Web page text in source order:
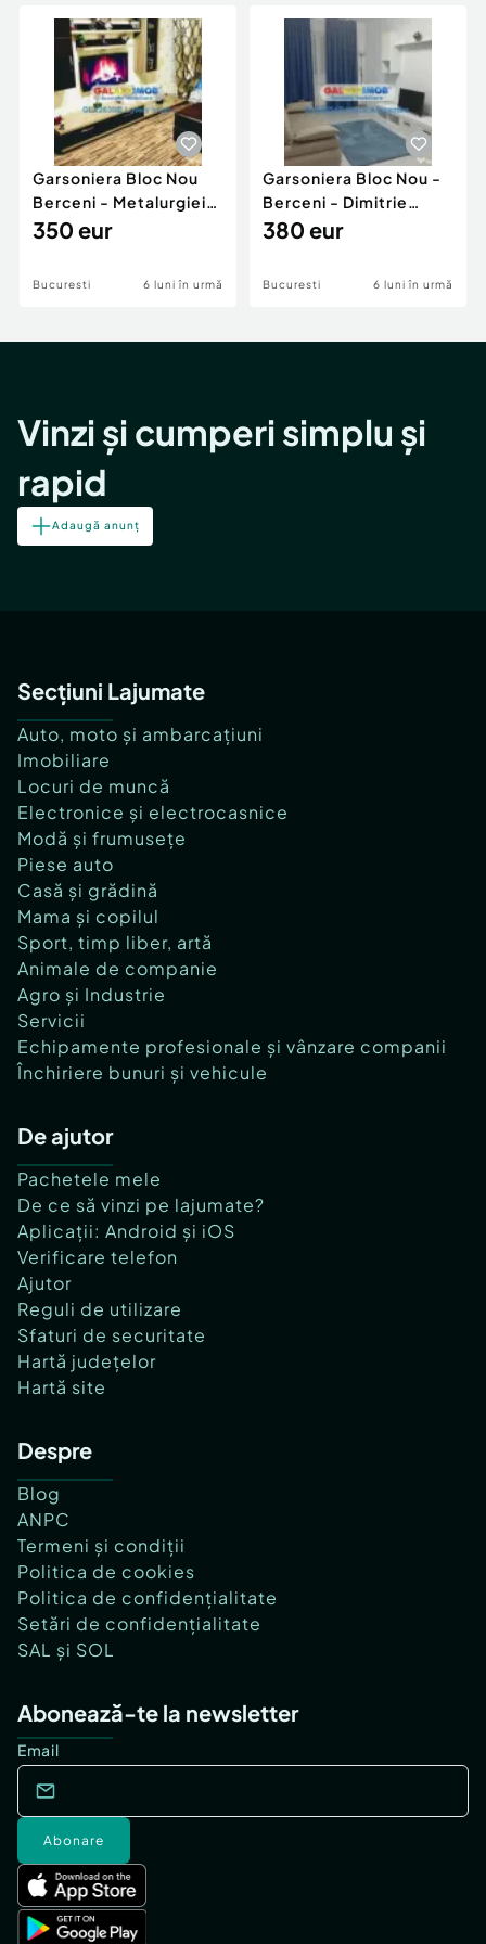
Servicii
Animale de companie
Afaceri și echipamente profesionale
Inchiriere Bunuri si Vehicule
Utilaje agricole si industriale
Piese auto si accesorii
Dacia Duster
Garsoniera Bloc Nou
Berceni - Metalurgiei
Park - Postalionul
350 eur
Bucuresti 6 luni în urmă
Garsoniera Bloc Nou -
Berceni - Dimitrie
Leonida
380 eur
Bucuresti 6 luni în urmă
Vinzi și cumperi simplu și
rapid
Adaugă anunț
Secțiuni Lajumate
Auto, moto și ambarcațiuni
Imobiliare
Locuri de muncă
Electronice și electrocasnice
Modă și frumusețe
Piese auto
Casă și grădină
Mama și copilul
Sport, timp liber, artă
Animale de companie
Agro și Industrie
Servicii
Echipamente profesionale și vânzare companii
Închiriere bunuri și vehicule
De ajutor
Pachetele mele
De ce să vinzi pe lajumate?
Aplicații: Android și iOS
Verificare telefon
Ajutor
Reguli de utilizare
Sfaturi de securitate
Hartă județelor
Hartă site
Despre
Blog
ANPC
Termeni și condiții
Politica de cookies
Politica de confidențialitate
Setări de confidențialitate
SAL și SOL
Abonează-te la newsletter
Email
Abonare